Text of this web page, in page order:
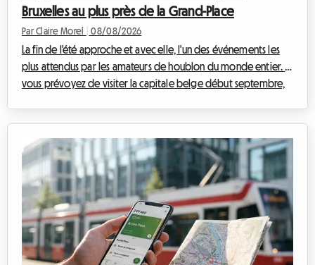
Bruxelles au plus près de la Grand-Place
Par Claire Morel 08/08/2026
La fin de l'été approche et avec elle, l'un des événements les
plus attendus par les amateurs de houblon du monde entier. Si
vous prévoyez de visiter la capitale belge début septembre,
d'organiser son séjour lors des grands événements
internationaux. Les hôtels affichent complets des mois à
l'avance et les prix s'envolent. C'est po...